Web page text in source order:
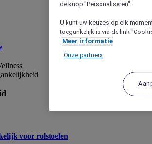
voor rolstoelen
de knop "Personaliseren".
U kunt uw keuzes op elk
toegankelijk is via de link
Meer informatie
Onze partners